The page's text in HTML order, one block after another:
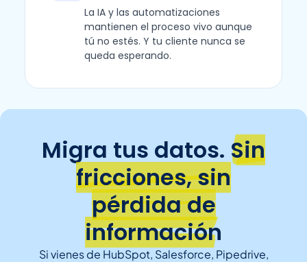
La IA y las automatizaciones
mantienen el proceso vivo aunque
tú no estés. Y tu cliente nunca se
queda esperando.
Migra tus datos. Sin
fricciones, sin
pérdida de
información
Si vienes de HubSpot, Salesforce, Pipedrive,